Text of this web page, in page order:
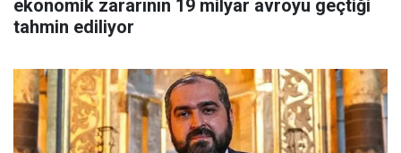
ekonomik zararının 19 milyar avroyu geçtiği
tahmin ediliyor